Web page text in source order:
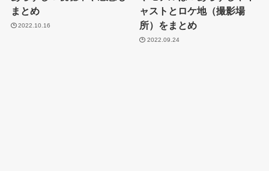
まとめ
2022.10.16
ャストとロケ地（撮影場
所）をまとめ
2022.09.24